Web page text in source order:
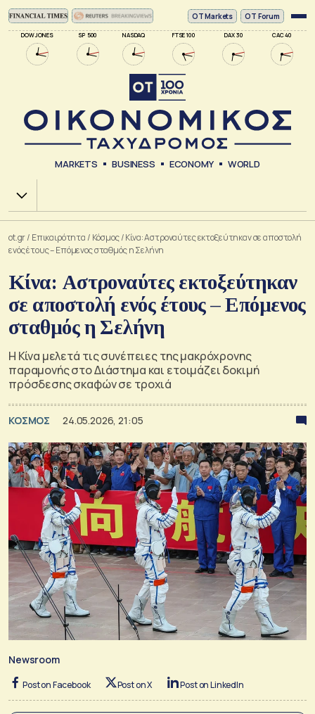
DOW JONES SP 500 NASDAQ FTSE 100 DAX 30 CAC 40
ΟΤ Markets OT Forum
MARKETS BUSINESS ECONOMY WORLD
Χ.Α.
ot.gr/ Επικαιρότητα / Κόσμος/Κίνα: Αστροναύτες εκτοξεύτηκαν σε αποστολή
ενός έτους – Επόμενος σταθμός η Σελήνη
Κίνα: Αστροναύτες εκτοξεύτηκαν
σε αποστολή ενός έτους – Επόμενος
σταθμός η Σελήνη
Η Κίνα μελετά τις συνέπειες της μακρόχρονης
παραμονής στο Διάστημα και ετοιμάζει δοκιμή
πρόσδεσης σκαφών σε τροχιά
ΚΟΣΜΟΣ 24.05.2026, 21:05
Newsroom
Post on Facebook Post on X Post on LinkedIn